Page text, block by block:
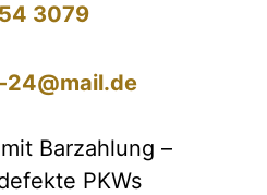
3079
Barzahlung –
PKWs